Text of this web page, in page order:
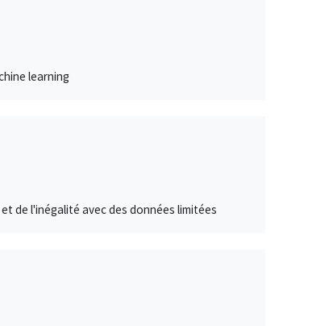
learning
de l'inégalité avec des données limitées